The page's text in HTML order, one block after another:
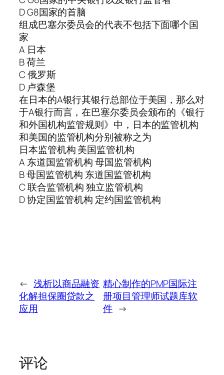
D G8国家的首脑
组成巴塞尔委员会的代表不包括下面哪个国
家
A 日本
B 荷兰
C 俄罗斯
D 卢森堡
在日本的A银行其银行总部位于美国，那么对
于A银行而言，在巴塞尔委员会颁布的《银行
和外国机构监管规则》中，日本的监管机构
和美国的监管机构分别被称之为
日本监管机构 美国监管机构
A 东道国监管机构 母国监管机构
B 母国监管机构 东道国监管机构
C 联合监管机构 独立监管机构
D 协定国监管机构 定约国监管机构
← 浅析以商品融资
化解担保圈贷款之
应用
精心制作的PMP国际注
册项目管理师试题库软
件 →
评论